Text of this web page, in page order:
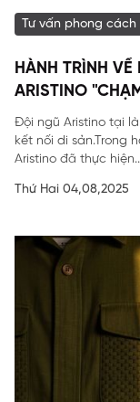
Tư vấn phong cách
HÀNH TRÌNH
ARISTINO
Đội ngũ Aristino tại
kết nối di sản.Trong
Aristino đã thực
Thứ Hai 04,08,2025